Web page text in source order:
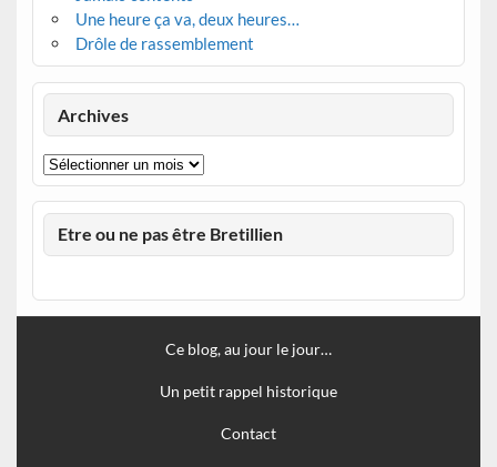
Une heure ça va, deux heures…
Drôle de rassemblement
Archives
Archives
Etre ou ne pas être Bretillien
Ce blog, au jour le jour…
Un petit rappel historique
Contact